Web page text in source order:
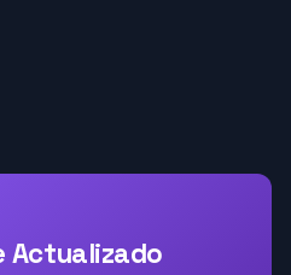
Actualizado